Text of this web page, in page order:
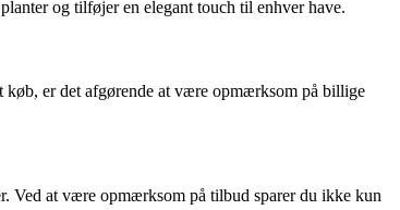
og tilføjer en elegant touch til enhver have.
er det afgørende at være opmærksom på billige
Ved at være opmærksom på tilbud sparer du ikke kun